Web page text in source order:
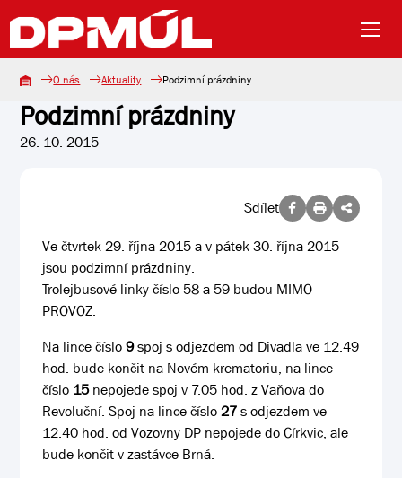
O nás Aktuality Podzimní prázdniny
Podzimní prázdniny
26. 10. 2015
Sdílet
Ve čtvrtek 29. října 2015 a v pátek 30. října 2015
jsou podzimní prázdniny.
Trolejbusové linky číslo 58 a 59 budou MIMO
PROVOZ.
Na lince číslo9spoj s odjezdem od Divadla ve 12.49
hod. bude končit na Novém krematoriu, na lince
číslo 15nepojede spoj v 7.05 hod. z Vaňova do
Revoluční. Spoj na lince číslo27s odjezdem ve
12.40 hod. od Vozovny DP nepojede do Církvic, ale
bude končit v zastávce Brná.